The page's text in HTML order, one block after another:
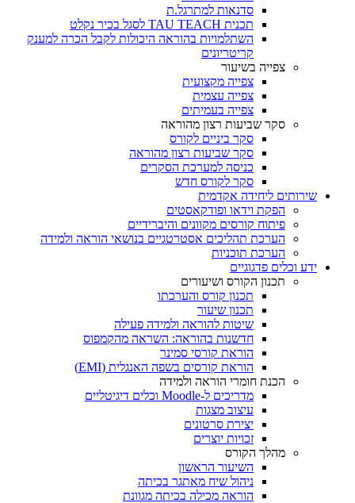
סדנאות למתרגל.ת
תכנית TAU TEACH לסגל בכיר נקלט
השתלמויות בהוראה היכולות לקבל הכרה למענק
קריטריונים
צפייה בשיעור
צפייה מקצועית
צפייה עצמית
צפייה בעמיתים
סקר שביעות רצון מהוראה
סקר ביניים לקורס
סקר שביעות רצון מהוראה
כניסה למערכת הסקרים
סקר לקורס חדש
שירותים ליחידה אקדמית
הפקת וידאו ופודקאסטים
פיתוח קורסים מקוונים והיברידיים
הערכת תהליכים אסטרטגיים בנושאי הוראה ולמידה
הערכת תוכניות
ידע וכלים פדגוגיים
תכנון הקורס ושיעורים
תכנון קורס והערכתו
תכנון שיעור
שיטות להוראה ולמידה פעילה
חדשנות בהוראה: השראה מהקמפוס
הוראת קורסי סמינר
הוראת קורסים בשפה האנגלית (EMI)
הכנת חומרי הוראה ולמידה
מדריכים ל-Moodle וכלים דיגיטליים
עיצוב מצגות
יצירת סרטונים
זכויות יוצרים
מהלך הקורס
השיעור הראשון
ניהול שיח מאתגר בכיתה
הוראה מכילה בכיתה מגוונת